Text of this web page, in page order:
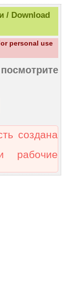
/ Download
personal use
создана
рабочие